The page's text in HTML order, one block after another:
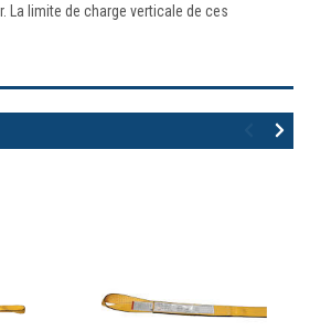
La limite de charge verticale de ces